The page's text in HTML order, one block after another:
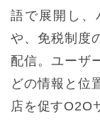
語で展開し、
や、免税制度
配信。ユーザ
どの情報と位
店を促すO2O